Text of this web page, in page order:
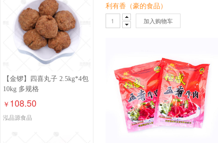
【金锣】四喜丸子 2.5kg*4包
10kg 多规格
￥ 108.50
泓品源食品
利有香（豪的食品）
加入购物车